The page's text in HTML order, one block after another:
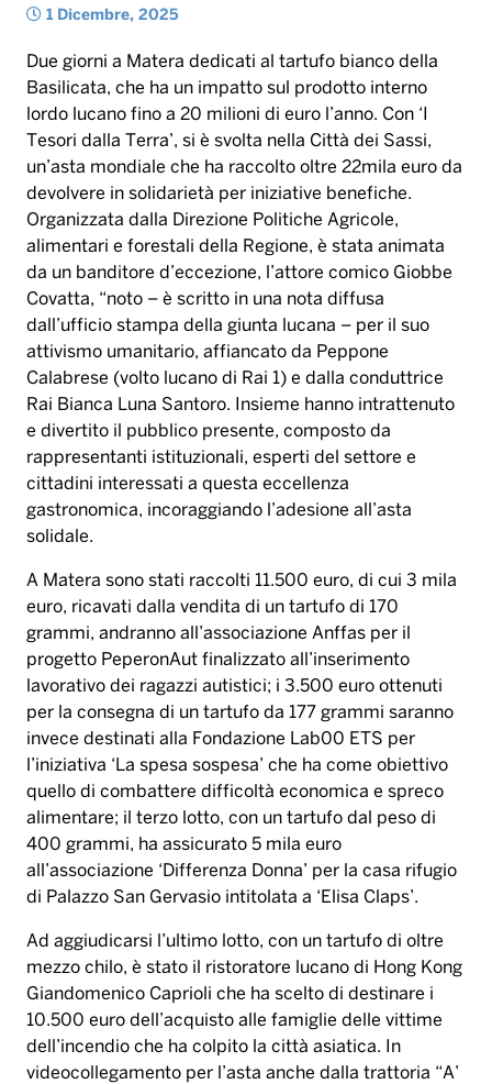
1 Dicembre, 2025
Due giorni a Matera dedicati al tartufo bianco della
Basilicata, che ha un impatto sul prodotto interno
lordo lucano fino a 20 milioni di euro l’anno. Con ‘I
Tesori dalla Terra’, si è svolta nella Città dei Sassi,
un’asta mondiale che ha raccolto oltre 22mila euro da
devolvere in solidarietà per iniziative benefiche.
Organizzata dalla Direzione Politiche Agricole,
alimentari e forestali della Regione, è stata animata
da un banditore d’eccezione, l’attore comico Giobbe
Covatta, “noto – è scritto in una nota diffusa
dall’ufficio stampa della giunta lucana – per il suo
attivismo umanitario, affiancato da Peppone
Calabrese (volto lucano di Rai 1) e dalla conduttrice
Rai Bianca Luna Santoro. Insieme hanno intrattenuto
e divertito il pubblico presente, composto da
rappresentanti istituzionali, esperti del settore e
cittadini interessati a questa eccellenza
gastronomica, incoraggiando l’adesione all’asta
solidale.
A Matera sono stati raccolti 11.500 euro, di cui 3 mila
euro, ricavati dalla vendita di un tartufo di 170
grammi, andranno all’associazione Anffas per il
progetto PeperonAut finalizzato all’inserimento
lavorativo dei ragazzi autistici; i 3.500 euro ottenuti
per la consegna di un tartufo da 177 grammi saranno
invece destinati alla Fondazione Lab00 ETS per
l’iniziativa ‘La spesa sospesa’ che ha come obiettivo
quello di combattere difficoltà economica e spreco
alimentare; il terzo lotto, con un tartufo dal peso di
400 grammi, ha assicurato 5 mila euro
all’associazione ‘Differenza Donna’ per la casa rifugio
di Palazzo San Gervasio intitolata a ‘Elisa Claps’.
Ad aggiudicarsi l’ultimo lotto, con un tartufo di oltre
mezzo chilo, è stato il ristoratore lucano di Hong Kong
Giandomenico Caprioli che ha scelto di destinare i
10.500 euro dell’acquisto alle famiglie delle vittime
dell’incendio che ha colpito la città asiatica. In
videocollegamento per l’asta anche dalla trattoria “A’